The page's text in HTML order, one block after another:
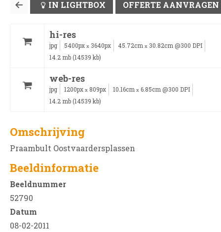
IN LIGHTBOX OFFERTE AANVRAGEN
hi-res
jpg 5400px x 3640px 45.72cm x 30.82cm @300 DPI
14.2 mb (14539 kb)
web-res
jpg 1200px x 809px 10.16cm x 6.85cm @300 DPI
14.2 mb (14539 kb)
Omschrijving
Praambult Oostvaardersplassen
Beeldinformatie
Beeldnummer
52790
Datum
08-02-2011